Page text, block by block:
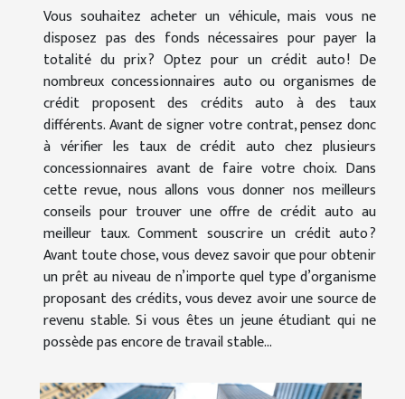
Vous souhaitez acheter un véhicule, mais vous ne
disposez pas des fonds nécessaires pour payer la
totalité du prix ? Optez pour un crédit auto ! De
nombreux concessionnaires auto ou organismes de
crédit proposent des crédits auto à des taux
différents. Avant de signer votre contrat, pensez donc
à vérifier les taux de crédit auto chez plusieurs
concessionnaires avant de faire votre choix. Dans
cette revue, nous allons vous donner nos meilleurs
conseils pour trouver une offre de crédit auto au
meilleur taux. Comment souscrire un crédit auto ?
Avant toute chose, vous devez savoir que pour obtenir
un prêt au niveau de n’importe quel type d’organisme
proposant des crédits, vous devez avoir une source de
revenu stable. Si vous êtes un jeune étudiant qui ne
possède pas encore de travail stable...